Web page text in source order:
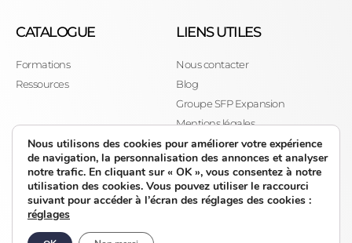
CATALOGUE
Formations
Ressources
LIENS UTILES
Nous contacter
Blog
Groupe SFP Expansion
Mentions légales
Politique de confidentialité
CGV
Certificat QUALIOPI
Logo Qualiopi
© 2025 Tous droits réservés, DOXEA
Nous utilisons des cookies pour améliorer votre expérience
de navigation, la personnalisation des annonces et analyser
notre trafic. En cliquant sur « OK », vous consentez à notre
utilisation des cookies. Vous pouvez utiliser le raccourci
suivant pour accéder à l’écran des réglages des cookies :
réglages